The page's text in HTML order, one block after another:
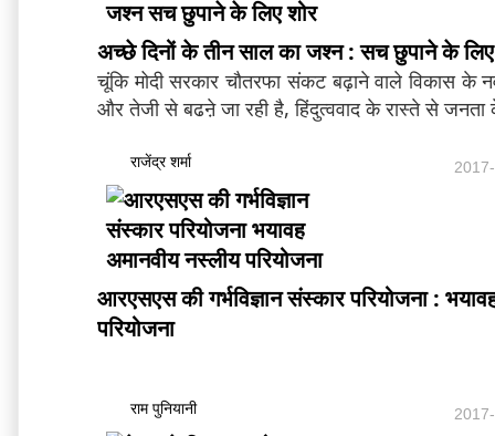
अच्छे दिनों के तीन साल का जश्न : सच छुपाने के
चूंकि मोदी सरकार चौतरफा संकट बढ़ाने वाले विकास के
और तेजी से बढऩे जा रही है, हिंदुत्ववाद के रास्ते से
राजेंद्र शर्मा
आरएसएस की गर्भविज्ञान संस्कार परियोजना :
परियोजना
राम पुनियानी